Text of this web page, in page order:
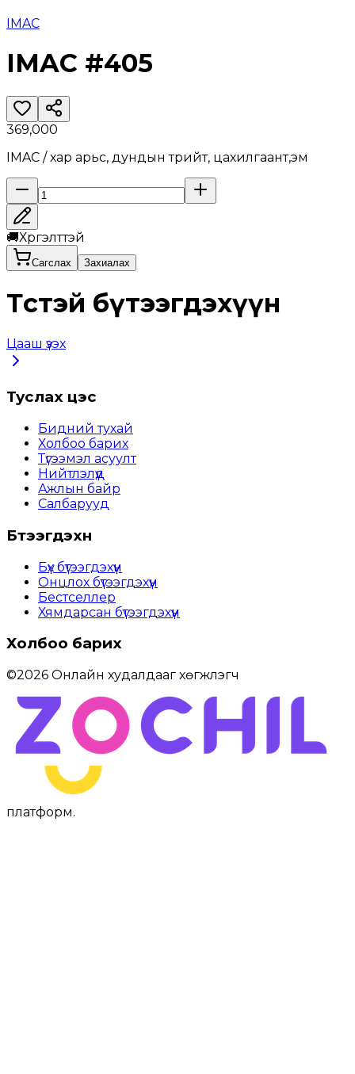
IMAC
IMAC #405
369,000
IMAC / хар арьс, дундын түрийт, цахилгаант,эм
🚚Хүргэлттэй
Сагслах Захиалах
Төстэй бүтээгдэхүүн
Цааш үзэх
Туслах цэс
Бидний тухай
Холбоо барих
Түгээмэл асуулт
Нийтлэлүүд
Ажлын байр
Салбарууд
Бүтээгдэхүүн
Бүх бүтээгдэхүүн
Онцлох бүтээгдэхүүн
Бестселлер
Хямдарсан бүтээгдэхүүн
Холбоо барих
©2026 Онлайн худалдааг хөгжүүлэгч
платформ.